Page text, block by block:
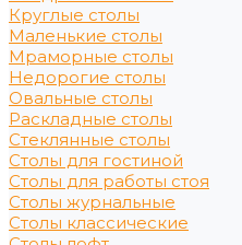
Круглые столы
Маленькие столы
Мраморные столы
Недорогие столы
Овальные столы
Раскладные столы
Стеклянные столы
Столы для гостиной
Столы для работы стоя
Столы журнальные
Столы классические